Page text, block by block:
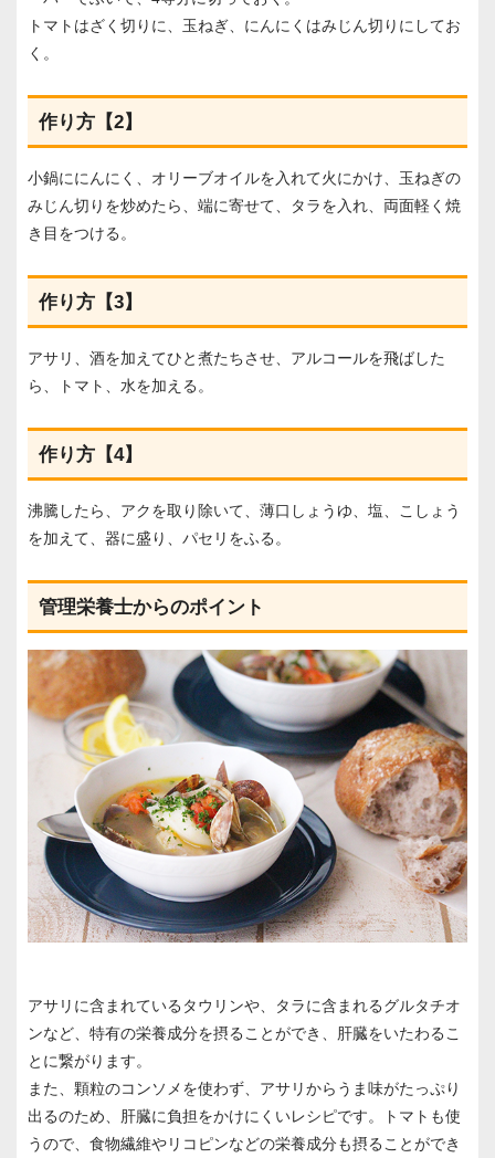
トマトはざく切りに、玉ねぎ、にんにくはみじん切りにしてお
く。
作り方【2】
小鍋ににんにく、オリーブオイルを入れて火にかけ、玉ねぎの
みじん切りを炒めたら、端に寄せて、タラを入れ、両面軽く焼
き目をつける。
作り方【3】
アサリ、酒を加えてひと煮たちさせ、アルコールを飛ばした
ら、トマト、水を加える。
作り方【4】
沸騰したら、アクを取り除いて、薄口しょうゆ、塩、こしょう
を加えて、器に盛り、パセリをふる。
管理栄養士からのポイント
アサリに含まれているタウリンや、タラに含まれるグルタチオ
ンなど、特有の栄養成分を摂ることができ、肝臓をいたわるこ
とに繋がります。
また、顆粒のコンソメを使わず、アサリからうま味がたっぷり
出るのため、肝臓に負担をかけにくいレシピです。トマトも使
うので、食物繊維やリコピンなどの栄養成分も摂ることができ